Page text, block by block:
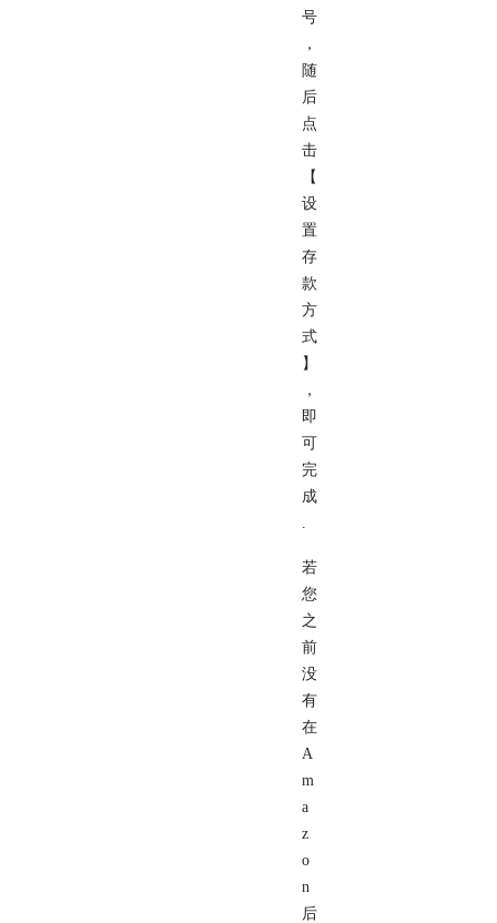
号
，
随
后
点
击
【
设
置
存
款
方
式
】
，
即
可
完
成
若
您
之
前
没
有
在
A
m
a
z
o
n
后